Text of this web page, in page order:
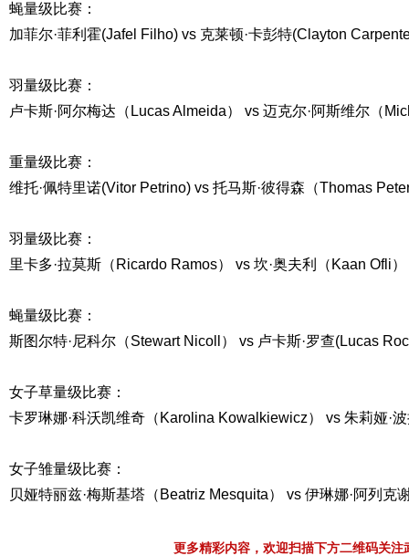
蝇量级比赛：
加菲尔·菲利霍(Jafel Filho) vs 克莱顿·卡彭特(Clayton
羽量级比赛：
卢卡斯·阿尔梅达（Lucas Almeida） vs 迈克尔·阿斯维尔（
重量级比赛：
维托·佩特里诺(Vitor Petrino) vs 托马斯·彼得森（Thomas
羽量级比赛：
里卡多·拉莫斯（Ricardo Ramos） vs 坎·奥夫利（Kaan Ofli）
蝇量级比赛：
斯图尔特·尼科尔（Stewart Nicoll） vs 卢卡斯·罗查(Lucas
女子草量级比赛：
卡罗琳娜·科沃凯维奇（Karolina Kowalkiewicz） vs 朱莉娅·
女子雏量级比赛：
贝娅特丽兹·梅斯基塔（Beatriz Mesquita） vs 伊琳娜·阿列克
更多精彩内容，欢迎扫描下方二维码关注